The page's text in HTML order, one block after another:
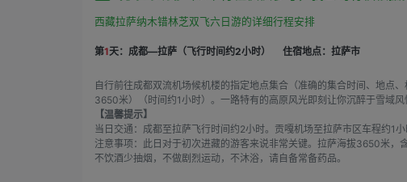
西藏拉萨纳木错林芝双飞六日游的详细行程安排
第1天：成都—拉萨（飞行时间约2小时） 住宿地点：拉萨市
自行前往成都双流机场候机楼的指定地点集合（准确的集合时间、地
3650米）（时间约1小时）。一路特有的高原风光即刻让你沉醉于雪域风
【温馨提示】
当日交通：成都至拉萨飞行时间约2小时。贡嘎机场至拉萨市区车程约1小
注意事项：此日对于初次进藏的游客来说非常关键。拉萨海拔3650米，
不饮酒少抽烟，不做剧烈运动，不沐浴，请自备常备药品。